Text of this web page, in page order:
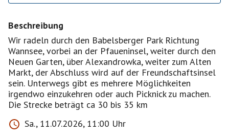
Beschreibung
Wir radeln durch den Babelsberger Park Richtung
Wannsee, vorbei an der Pfaueninsel, weiter durch den
Neuen Garten, über Alexandrowka, weiter zum Alten
Markt, der Abschluss wird auf der Freundschaftsinsel
sein. Unterwegs gibt es mehrere Möglichkeiten
irgendwo einzukehren oder auch Picknick zu machen.
Die Strecke beträgt ca 30 bis 35 km
Sa., 11.07.2026, 11:00 Uhr